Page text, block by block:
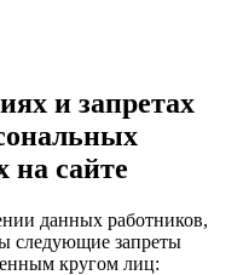
и запретах
сайте
данных работников,
следующие запреты
кругом лиц: